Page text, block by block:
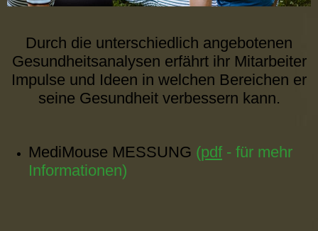
Durch die unterschiedlich angebotenen
Gesundheitsanalysen erfährt ihr Mitarbeiter
Impulse und Ideen in welchen Bereichen er
seine Gesundheit verbessern kann.
MediMouse MESSUNG (pdf - für mehr
Informationen)